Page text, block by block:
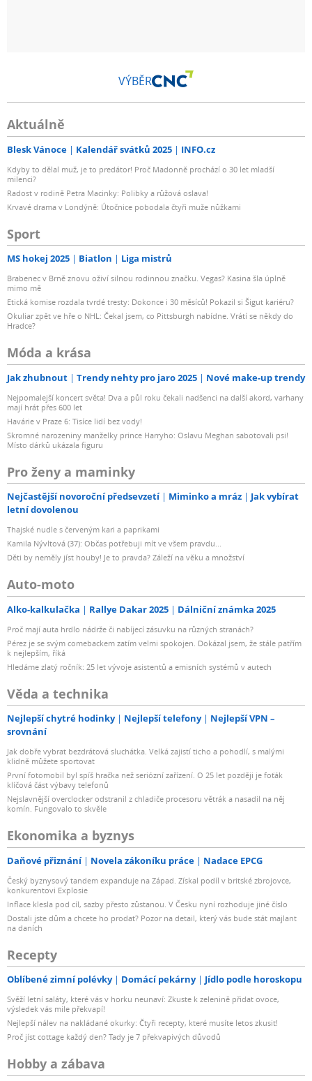
VÝBĚR
Aktuálně
Blesk Vánoce Kalendář svátků 2025 INFO.cz
Kdyby to dělal muž, je to predátor! Proč Madonně prochází o 30 let mladší
milenci?
Radost v rodině Petra Macinky: Polibky a růžová oslava!
Krvavé drama v Londýně: Útočnice pobodala čtyři muže nůžkami
Sport
MS hokej 2025 Biatlon Liga mistrů
Brabenec v Brně znovu oživí silnou rodinnou značku. Vegas? Kasina šla úplně
mimo mě
Etická komise rozdala tvrdé tresty: Dokonce i 30 měsíců! Pokazil si Šigut kariéru?
Okuliar zpět ve hře o NHL: Čekal jsem, co Pittsburgh nabídne. Vrátí se někdy do
Hradce?
Móda a krása
Jak zhubnout Trendy nehty pro jaro 2025 Nové make-up trendy
Nejpomalejší koncert světa! Dva a půl roku čekali nadšenci na další akord, varhany
mají hrát přes 600 let
Havárie v Praze 6: Tisíce lidí bez vody!
Skromné narozeniny manželky prince Harryho: Oslavu Meghan sabotovali psi!
Místo dárků ukázala figuru
Pro ženy a maminky
Nejčastější novoroční předsevzetí Miminko a mráz
Jak vybírat
letní dovolenou
Thajské nudle s červeným kari a paprikami
Kamila Nývltová (37): Občas potřebuji mít ve všem pravdu...
Děti by neměly jíst houby! Je to pravda? Záleží na věku a množství
Auto-moto
Alko-kalkulačka Rallye Dakar 2025 Dálniční známka 2025
Proč mají auta hrdlo nádrže či nabíjecí zásuvku na různých stranách?
Pérez je se svým comebackem zatím velmi spokojen. Dokázal jsem, že stále patřím
k nejlepším, říká
Hledáme zlatý ročník: 25 let vývoje asistentů a emisních systémů v autech
Věda a technika
Nejlepší chytré hodinky Nejlepší telefony
Nejlepší VPN –
srovnání
Jak dobře vybrat bezdrátová sluchátka. Velká zajistí ticho a pohodlí, s malými
klidně můžete sportovat
První fotomobil byl spíš hračka než seriózní zařízení. O 25 let později je foťák
klíčová část výbavy telefonů
Nejslavnější overclocker odstranil z chladiče procesoru větrák a nasadil na něj
komín. Fungovalo to skvěle
Ekonomika a byznys
Daňové přiznání Novela zákoníku práce Nadace EPCG
Český byznysový tandem expanduje na Západ. Získal podíl v britské zbrojovce,
konkurentovi Explosie
Inflace klesla pod cíl, sazby přesto zůstanou. V Česku nyní rozhoduje jiné číslo
Dostali jste dům a chcete ho prodat? Pozor na detail, který vás bude stát majlant
na daních
Recepty
Oblíbené zimní polévky Domácí pekárny Jídlo podle horoskopu
Svěží letní saláty, které vás v horku neunaví: Zkuste k zelenině přidat ovoce,
výsledek vás mile překvapí!
Nejlepší nálev na nakládané okurky: Čtyři recepty, které musíte letos zkusit!
Proč jíst cottage každý den? Tady je 7 překvapivých důvodů
Hobby a zábava